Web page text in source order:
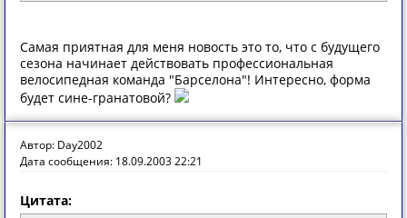
Самая приятная для меня новость это то, что с будущего
сезона начинает действовать профессиональная
велосипедная команда "Барселона"! Интересно, форма
будет сине-гранатовой?
Автор: Day2002
Дата сообщения: 18.09.2003 22:21
Цитата: